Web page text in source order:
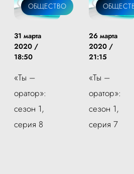
ОБЩЕСТВО
31 марта
2020 /
18:50
«Ты –
оратор»:
сезон 1,
серия 8
26 марта
2020 /
21:15
«Ты –
оратор»:
сезон 1,
серия 7